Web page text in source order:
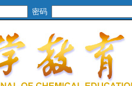
密码